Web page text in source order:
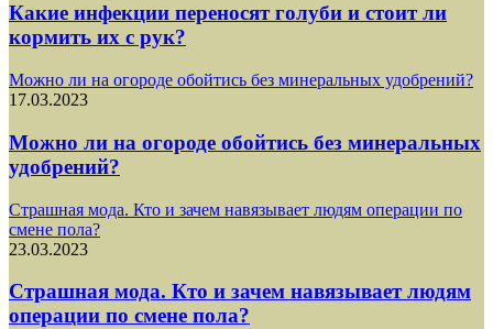
Какие инфекции переносят голуби и стоит ли
кормить их с рук?
Можно ли на огороде обойтись без минеральных удобрений?
17.03.2023
Можно ли на огороде обойтись без минеральных
удобрений?
Страшная мода. Кто и зачем навязывает людям операции по
смене пола?
23.03.2023
Страшная мода. Кто и зачем навязывает людям
операции по смене пола?